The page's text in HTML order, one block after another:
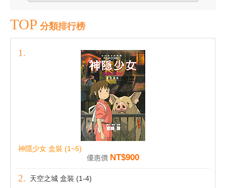
TOP 分類排行榜
神隱少女 盒裝 (1~5)
優惠價 NT$900
天空之城 盒裝 (1-4)